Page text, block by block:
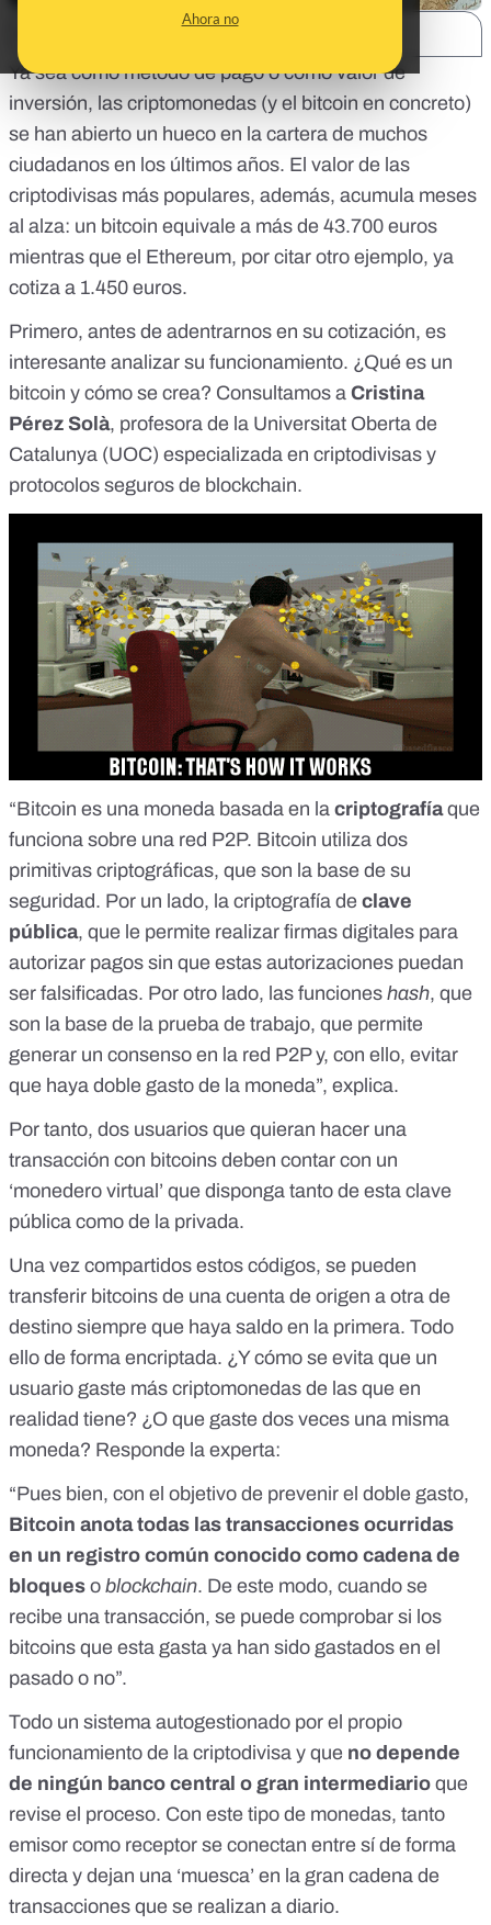
Ahora no
Ya sea como método de pago o como valor de
inversión, las criptomonedas (y el bitcoin en concreto)
se han abierto un hueco en la cartera de muchos
ciudadanos en los últimos años. El valor de las
criptodivisas más populares, además, acumula meses
al alza: un bitcoin equivale a más de 43.700 euros
mientras que el Ethereum, por citar otro ejemplo, ya
cotiza a 1.450 euros.
Primero, antes de adentrarnos en su cotización, es
interesante analizar su funcionamiento. ¿Qué es un
bitcoin y cómo se crea? Consultamos a Cristina
Pérez Solà, profesora de la Universitat Oberta de
Catalunya (UOC) especializada en criptodivisas y
protocolos seguros de blockchain.
“Bitcoin es una moneda basada en la criptografíaque
funciona sobre una red P2P. Bitcoin utiliza dos
primitivas criptográficas, que son la base de su
seguridad. Por un lado, la criptografía de clave
pública, que le permite realizar firmas digitales para
autorizar pagos sin que estas autorizaciones puedan
ser falsificadas. Por otro lado, las funciones hash, que
son la base de la prueba de trabajo, que permite
generar un consenso en la red P2P y, con ello, evitar
que haya doble gasto de la moneda”, explica.
Por tanto, dos usuarios que quieran hacer una
transacción con bitcoins deben contar con un
‘monedero virtual’ que disponga tanto de esta clave
pública como de la privada.
Una vez compartidos estos códigos, se pueden
transferir bitcoins de una cuenta de origen a otra de
destino siempre que haya saldo en la primera. Todo
ello de forma encriptada. ¿Y cómo se evita que un
usuario gaste más criptomonedas de las que en
realidad tiene? ¿O que gaste dos veces una misma
moneda? Responde la experta:
“Pues bien, con el objetivo de prevenir el doble gasto,
Bitcoin anota todas las transacciones ocurridas
en un registro común conocido como cadena de
bloques o blockchain. De este modo, cuando se
recibe una transacción, se puede comprobar si los
bitcoins que esta gasta ya han sido gastados en el
pasado o no”.
Todo un sistema autogestionado por el propio
funcionamiento de la criptodivisa y que no depende
de ningún banco central o gran intermediario que
revise el proceso. Con este tipo de monedas, tanto
emisor como receptor se conectan entre sí de forma
directa y dejan una ‘muesca’ en la gran cadena de
transacciones que se realizan a diario.